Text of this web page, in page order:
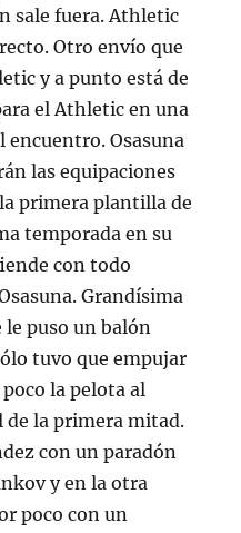
sale fuera. Athletic
Otro envío que
y a punto está de
el Athletic en una
encuentro. Osasuna
las equipaciones
primera plantilla de
temporada en su
con todo
Grandísima
le puso un balón
tuvo que empujar
la pelota al
de la primera mitad.
con un paradón
y en la otra
poco con un